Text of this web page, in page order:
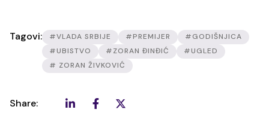
Tagovi: #VLADA SRBIJE #PREMIJER
#GODIŠNJICA
#UBISTVO
#ZORAN ĐINĐIĆ
#UGLED
# ZORAN ŽIVKOVIĆ
Share: